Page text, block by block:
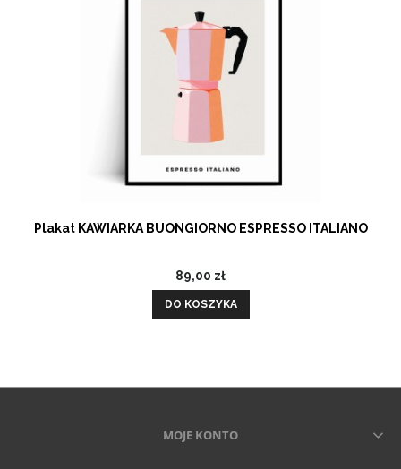
Plakat KAWIARKA BUONGIORNO ESPRESSO ITALIANO
89,00 zł
DO KOSZYKA
MOJE KONTO